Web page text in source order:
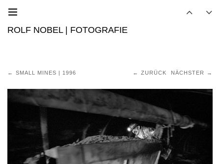
ROLF NOBEL | FOTOGRAFIE
ZURÜCK NÄCHSTER
SMALL MINES | 1996